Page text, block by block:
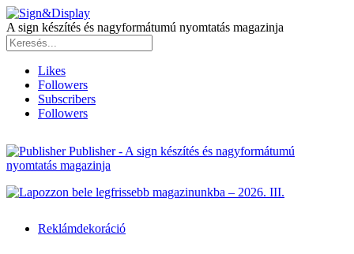
A sign készítés és nagyformátumú nyomtatás magazinja
Likes
Followers
Subscribers
Followers
Publisher - A sign készítés és nagyformátumú
nyomtatás magazinja
Reklámdekoráció